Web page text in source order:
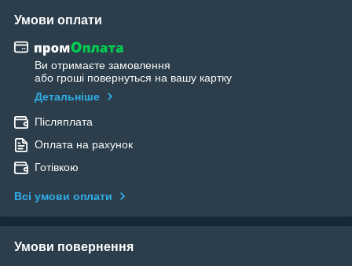
Умови оплати
Ви отримаєте замовлення
або гроші повернуться на вашу картку
Детальніше
Післяплата
Оплата на рахунок
Готівкою
Всі умови оплати
Умови повернення